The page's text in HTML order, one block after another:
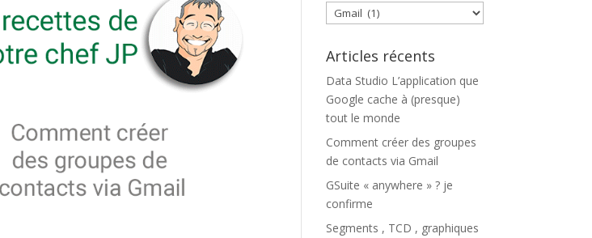
Catégories
Articles récents
Data Studio L’application que
Google cache à (presque)
tout le monde
Comment créer des groupes
de contacts via Gmail
GSuite « anywhere » ? je
confirme
Segments , TCD , graphiques